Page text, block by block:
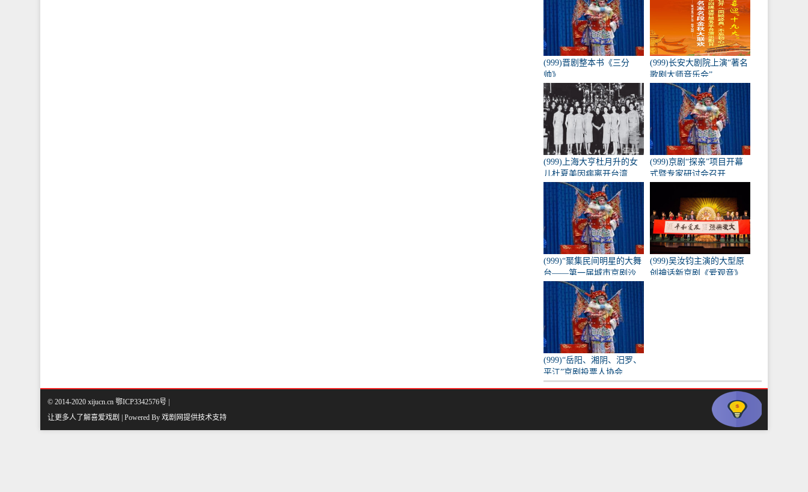
(999)晋剧整本书《三分
帅》
(999)长安大剧院上演“著名
歌剧大师音乐会”
(999)上海大亨杜月升的女
儿杜夏美因病离开台湾
(999)京剧“探亲”项目开幕
式暨专家研讨会召开
(999)“聚集民间明星的大舞
台——第一届城市京剧沙
龙”训练成果的表演
(999)吴汝钧主演的大型原
创神话新京剧《爱观音》
(999)“岳阳、湘阴、汨罗、
平江”京剧投票人协会
© 2014-2020 xijucn.cn 鄂ICP3342576号 |
让更多人了解喜爱戏剧 | Powered By 戏剧网提供技术支持